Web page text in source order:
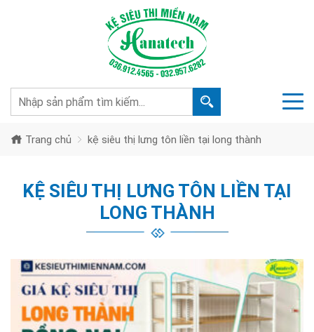
Trang chủ kệ siêu thị lưng tôn liền tại long thành
KỆ SIÊU THỊ LƯNG TÔN LIỀN TẠI
LONG THÀNH